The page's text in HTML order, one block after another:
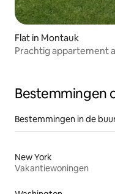
Flat in Montauk
Prachtig appartement
Bestemmingen
Bestemmingen in de
New York
Vakantiewoningen